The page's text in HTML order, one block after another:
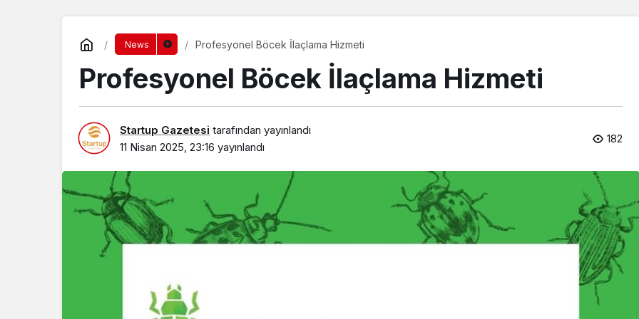
News Profesyonel Böcek İlaçlama Hizmeti
Profesyonel Böcek İlaçlama Hizmeti
Startup Gazetesi tarafından yayınlandı
11 Nisan 2025, 23:16 yayınlandı
182